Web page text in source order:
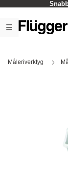
Måleriverktyg